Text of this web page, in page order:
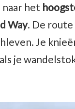
het
Way. De route
Je
je